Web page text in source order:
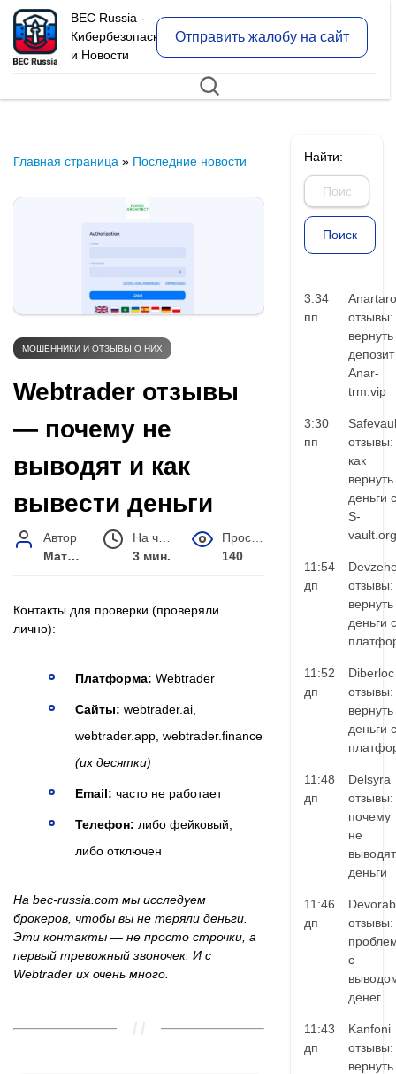
BEC Russia -
Кибербезопасность
и Новости
Отправить жалобу на сайт
Главная страница » Последние новости
МОШЕННИКИ И ОТЗЫВЫ О НИХ
Webtrader отзывы
— почему не
выводят и как
вывести деньги
Автор
Матвей Иванов
На чтение
3 мин.
Просмотров
140
Контакты для проверки (проверяли
лично):
Платформа: Webtrader
Сайты: webtrader.ai,
webtrader.app, webtrader.finance
(их десятки)
Email: часто не работает
Телефон: либо фейковый,
либо отключен
На bec-russia.com мы исследуем
брокеров, чтобы вы не теряли деньги.
Эти контакты — не просто строчки, а
первый тревожный звоночек. И с
Webtrader их очень много.
Найти:
3:34
пп
отзывы:
вернуть
Anar-
trm.vip
3:30
пп
отзывы:
как
вернуть
деньги с
S-
vault.org
11:54
дп
отзывы:
вернуть
деньги с
11:52
дп
Diberloc
отзывы:
вернуть
деньги с
11:48
дп
Delsyra
отзывы:
почему
не
выводят
деньги
11:46
дп
отзывы:
с
денег
11:43
дп
Kanfoni
отзывы:
вернуть